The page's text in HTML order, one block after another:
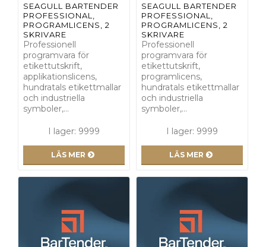
SEAGULL BARTENDER
PROFESSIONAL,
PROGRAMLICENS, 2
SKRIVARE
Professionell
programvara för
etikettutskrift,
applikationslicens,
hundratals etikettmallar
och industriella
symboler,…
I lager: 9999
LÄS MER
SEAGULL BARTENDER
PROFESSIONAL,
PROGRAMLICENS, 2
SKRIVARE
Professionell
programvara för
etikettutskrift,
programlicens,
hundratals etikettmallar
och industriella
symboler,…
I lager: 9999
LÄS MER